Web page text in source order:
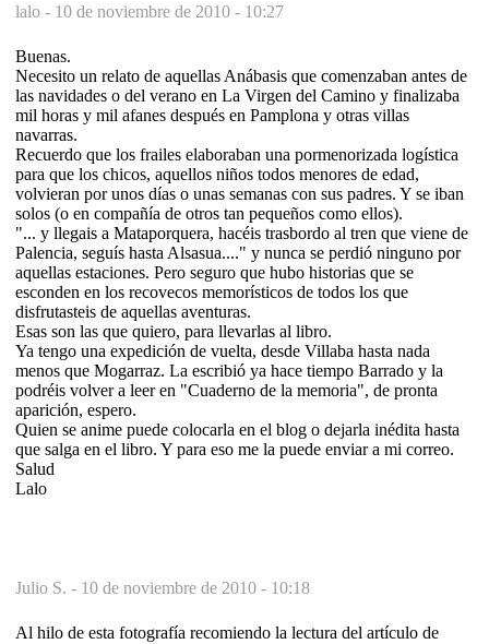
lalo - 10 de noviembre de 2010 - 10:27
Buenas.
Necesito un relato de aquellas Anábasis que comenzaban antes de
las navidades o del verano en La Virgen del Camino y finalizaba
mil horas y mil afanes después en Pamplona y otras villas
navarras.
Recuerdo que los frailes elaboraban una pormenorizada logística
para que los chicos, aquellos niños todos menores de edad,
volvieran por unos días o unas semanas con sus padres. Y se iban
solos (o en compañía de otros tan pequeños como ellos).
"... y llegais a Mataporquera, hacéis trasbordo al tren que viene de
Palencia, seguís hasta Alsasua...." y nunca se perdió ninguno por
aquellas estaciones. Pero seguro que hubo historias que se
esconden en los recovecos memorísticos de todos los que
disfrutasteis de aquellas aventuras.
Esas son las que quiero, para llevarlas al libro.
Ya tengo una expedición de vuelta, desde Villaba hasta nada
menos que Mogarraz. La escribió ya hace tiempo Barrado y la
podréis volver a leer en "Cuaderno de la memoria", de pronta
aparición, espero.
Quien se anime puede colocarla en el blog o dejarla inédita hasta
que salga en el libro. Y para eso me la puede enviar a mi correo.
Salud
Lalo
Julio S. - 10 de noviembre de 2010 - 10:18
Al hilo de esta fotografía recomiendo la lectura del artículo de